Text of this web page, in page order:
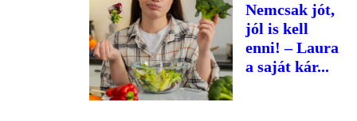
Nemcsak jót,
jól is kell
enni! – Laura
a saját kár...